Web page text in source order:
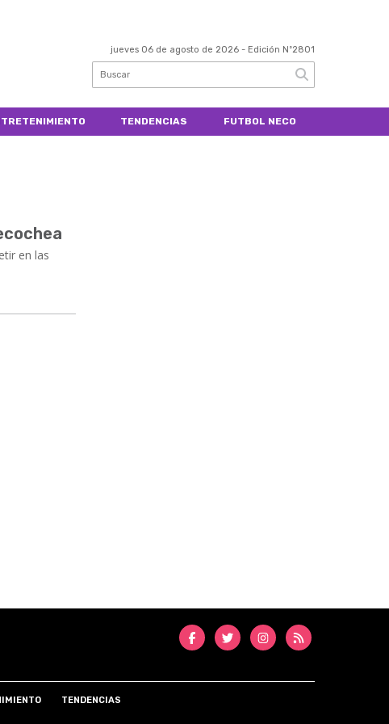
jueves 06 de agosto de 2026 - Edición Nº2801
TENDENCIAS FUTBOL NECO
en las
TENDENCIAS